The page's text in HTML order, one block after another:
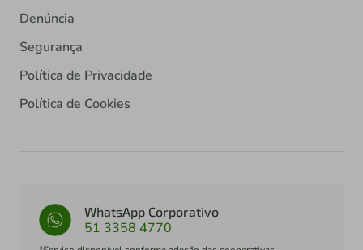
Denúncia
Segurança
Política de Privacidade
Política de Cookies
WhatsApp Corporativo
51 3358 4770